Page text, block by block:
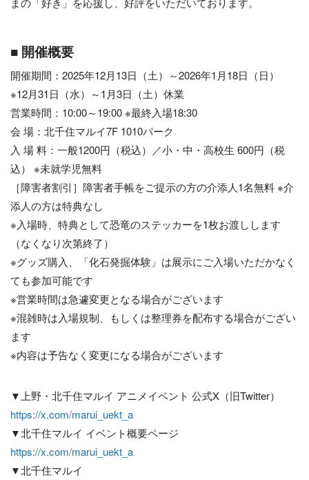
■ 開催概要
開催期間：2025年12月13日（土）～2026年1月18日（日）
※12月31日（水）～1月3日（土）休業
営業時間：10:00～19:00 ※最終入場18:30
会 場：北千住マルイ7F 1010パーク
入 場 料：一般1200円（税込）／小・中・高校生 600円（税
込） ※未就学児無料
［障害者割引］障害者手帳をご提示の方の介添人1名無料 ※介
添人の方は特典なし
※入場時、特典として恐竜のステッカーを1枚お渡しします
（なくなり次第終了）
※グッズ購入、「化石発掘体験」は展示にご入場いただかなく
ても参加可能です
※営業時間は急遽変更となる場合がございます
※混雑時は入場規制、もしくは整理券を配布する場合がござい
ます
※内容は予告なく変更になる場合がございます
▼上野・北千住マルイ アニメイベント 公式X（旧Twitter）
https://x.com/marui_uekt_a
▼北千住マルイ イベント概要ページ
https://x.com/marui_uekt_a
▼北千住マルイ